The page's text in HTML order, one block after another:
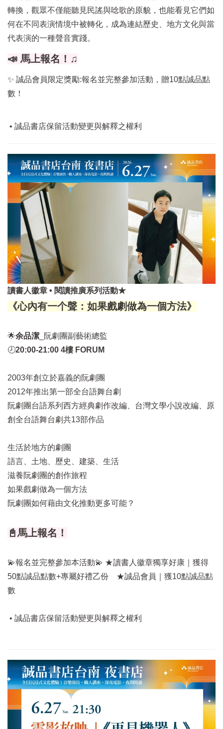
轉換，觀眾不僅能聽見民謠與唸歌的原貌，也能看見它們如
何在不同表演情境中被轉化，成為連結歷史、地方文化與當
代表演的一種聲音實踐。
📣 馬上報名！♫
✨ 誠品會員限定獎勵:報名並完整參加活動，贈10點誠品點
數！
• 誠品書店保留活動變更與解釋之權利
讀書人徽章 • 閱讀推廣系列活動★
《心內有一个聲：如果戲劇做為一個方法》
🌟余品潔 _阮劇團副藝術總監
🕗20:00-21:00 4樓 FORUM
2003年創立於嘉義的阮劇團
2012年推出第一部全台語舞台劇
阮劇團台語系列西方經典劇作改編、台灣文學小說改編、原
創全台語舞台劇共13部作品
生活於地方的劇團
語言、土地、歷史、建築、生活
滋養阮劇團的創作旅程
如果戲劇做為一個方法
阮劇團如何藉由文化推動更多可能？
📓馬上報名！
💫報名並完整參加本活動💫 ★讀書人徽章獨享好康｜獲得
50點誠品點數+專屬好禮乙份 ★誠品會員｜獲10點誠品點
數
• 誠品書店保留活動變更與解釋之權利